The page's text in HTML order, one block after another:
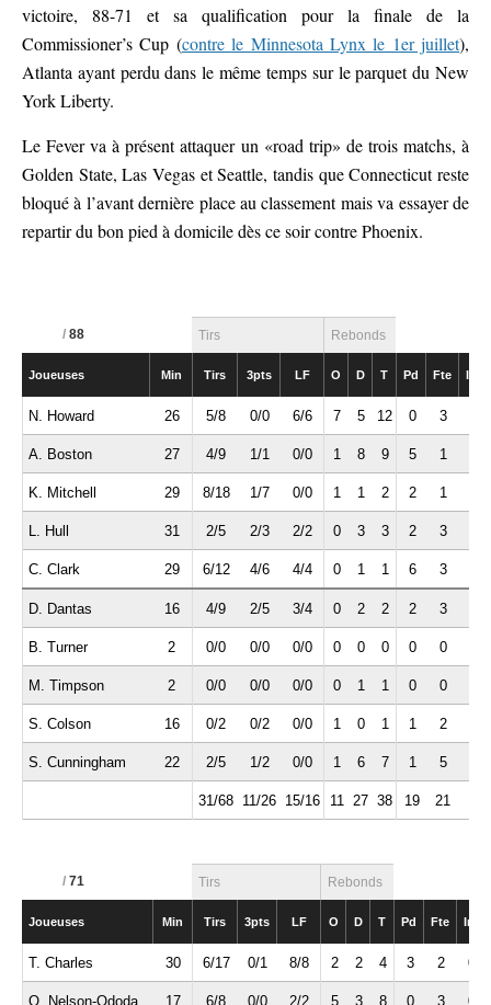
victoire, 88-71 et sa qualification pour la finale de la
Commissioner’s Cup (contre le Minnesota Lynx le 1er juillet),
Atlanta ayant perdu dans le même temps sur le parquet du New
York Liberty.
Le Fever va à présent attaquer un «road trip» de trois matchs, à
Golden State, Las Vegas et Seattle, tandis que Connecticut reste
bloqué à l’avant dernière place au classement mais va essayer de
repartir du bon pied à domicile dès ce soir contre Phoenix.
/ 88 Tirs Rebonds
Joueuses Min Tirs 3pts LF O D T Pd Fte
N. Howard 26 5/8 0/0 6/6 7 5 12 0 3
A. Boston 27 4/9 1/1 0/0 1 8 9 5 1
K. Mitchell 29 8/18 1/7 0/0 1 1 2 2 1
L. Hull 31 2/5 2/3 2/2 0 3 3 2 3
C. Clark 29 6/12 4/6 4/4 0 1 1 6 3
D. Dantas 16 4/9 2/5 3/4 0 2 2 2 3
B. Turner 2 0/0 0/0 0/0 0 0 0 0 0
M. Timpson 2 0/0 0/0 0/0 0 1 1 0 0
S. Colson 16 0/2 0/2 0/0 1 0 1 1 2
S. Cunningham 22 2/5 1/2 0/0 1 6 7 1 5
31/68 11/26 15/16 11 27 38 19 21
/ 71 Tirs Rebonds
Joueuses Min Tirs 3pts LF O D T Pd Fte Int
T. Charles 30 6/17 0/1 8/8 2 2 4 3 2 0
O. Nelson-Ododa 17 6/8 0/0 2/2 5 3 8 0 3 0